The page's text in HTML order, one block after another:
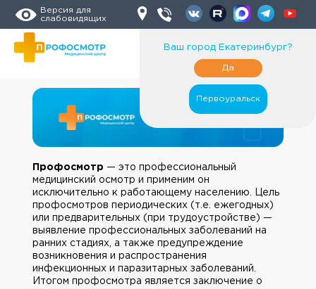
Версия для
слабовидящих
Ваш город Екатеринбург?
Да
Первоуральск
Профосмотр — это профессиональный
медицинский осмотр и применим он
исключительно к работающему населению. Цель
профосмотров периодических (т.е. ежегодных)
или предварительных (при трудоустройстве) —
выявление профессиональных заболеваний на
ранних стадиях, а также предупреждение
возникновения и распространения
инфекционных и паразитарных заболеваний.
Итогом профосмотра является заключение о